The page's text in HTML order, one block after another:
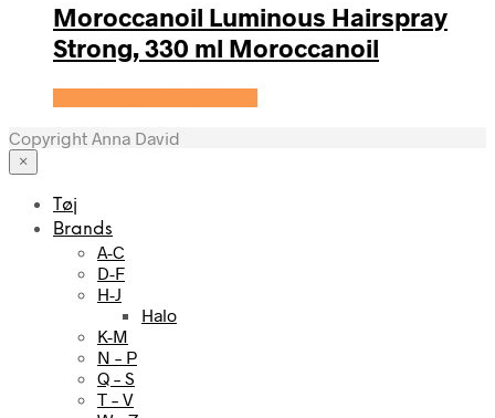
Moroccanoil Luminous Hairspray
Strong, 330 ml Moroccanoil
Copyright Anna David
×
Tøj
Brands
A-C
D-F
H-J
Halo
K-M
N – P
Q – S
T – V